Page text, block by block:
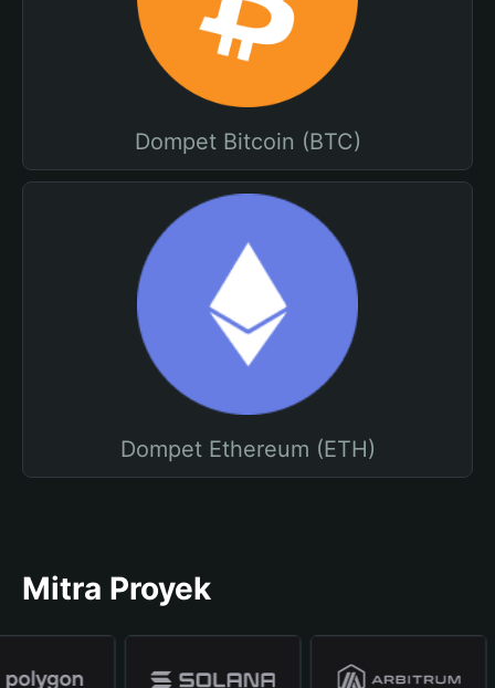
Dompet Bitcoin (BTC)
Dompet Ethereum (ETH)
Mitra Proyek